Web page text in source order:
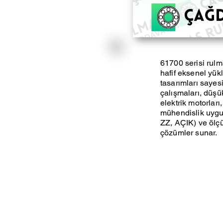
61700 serisi
hafif eksenel
tasarımları
çalışmaları,
elektrik
mühendislik
ZZ, AÇIK) ve
çözümler sunar.